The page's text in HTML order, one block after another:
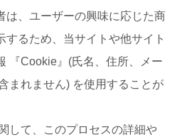
は、ユーザーの興味に応じた商
するため、当サイトや他サイト
『Cookie』(氏名、住所、メー
まれません) を使用することが
して、このプロセスの詳細や